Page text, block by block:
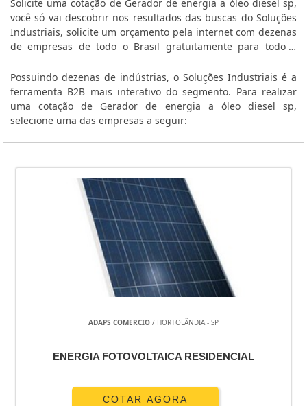
Solicite uma cotação de Gerador de energia a óleo diesel sp,
você só vai descobrir nos resultados das buscas do Soluções
Industriais, solicite um orçamento pela internet com dezenas
de empresas de todo o Brasil gratuitamente para todo o
Possuindo dezenas de indústrias, o Soluções Industriais é a
ferramenta B2B mais interativo do segmento. Para realizar
uma cotação de Gerador de energia a óleo diesel sp,
selecione uma das empresas a seguir:
ADAPS COMERCIO / HORTOLÂNDIA - SP
ENERGIA FOTOVOLTAICA RESIDENCIAL
COTAR AGORA